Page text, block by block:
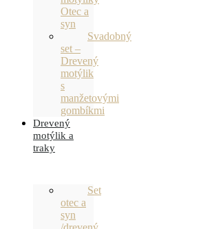
Otec a
syn
Svadobný
set –
Drevený
motýlik
s
manžetovými
gombíkmi
Drevený
motýlik a
traky
Set
otec a
syn